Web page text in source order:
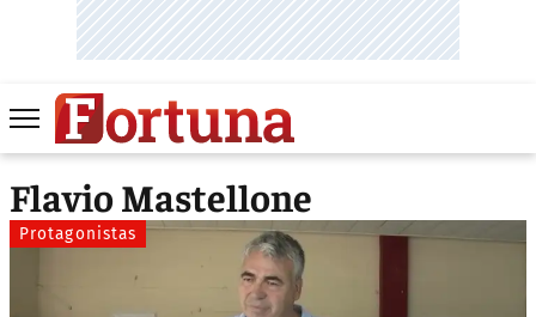
Flavio Mastellone
Protagonistas